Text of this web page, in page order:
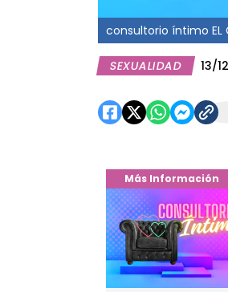
consultorio íntimo EL
SEXUALIDAD 13/
Más Información